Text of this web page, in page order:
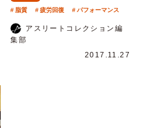
脂質 疲労回復 パフォーマンス
アスリートコレクション編
集部
2017.11.27